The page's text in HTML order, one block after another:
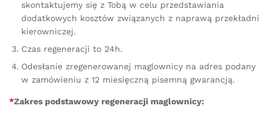
skontaktujemy się z Tobą w celu przedstawiania
dodatkowych kosztów związanych z naprawą przekładni
kierowniczej.
Czas regeneracji to 24h.
Odesłanie zregenerowanej maglownicy na adres podany
w zamówieniu z 12 miesięczną pisemną gwarancją.
*Zakres podstawowy regeneracji maglownicy: